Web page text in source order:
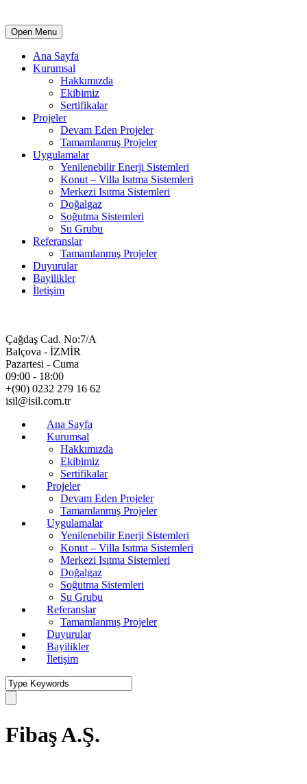
Open Menu
Ana Sayfa
Kurumsal
Hakkımızda
Ekibimiz
Sertifikalar
Projeler
Devam Eden Projeler
Tamamlanmış Projeler
Uygulamalar
Yenilenebilir Enerji Sistemleri
Konut – Villa Isıtma Sistemleri
Merkezi Isıtma Sistemleri
Doğalgaz
Soğutma Sistemleri
Su Grubu
Referanslar
Tamamlanmış Projeler
Duyurular
Bayilikler
İletişim
Çağdaş Cad. No:7/A
Balçova - İZMİR
Pazartesi - Cuma
09:00 - 18:00
+(90) 0232 279 16 62
isil@isil.com.tr
Ana Sayfa
Kurumsal
Hakkımızda
Ekibimiz
Sertifikalar
Projeler
Devam Eden Projeler
Tamamlanmış Projeler
Uygulamalar
Yenilenebilir Enerji Sistemleri
Konut – Villa Isıtma Sistemleri
Merkezi Isıtma Sistemleri
Doğalgaz
Soğutma Sistemleri
Su Grubu
Referanslar
Tamamlanmış Projeler
Duyurular
Bayilikler
İletişim
Fibaş A.Ş.